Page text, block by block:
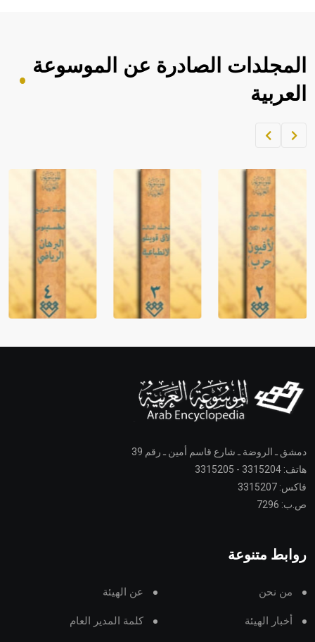
المجلدات الصادرة عن الموسوعة
العربية
دمشق ـ الروضة ـ شارع قاسم أمين ـ رقم 39
هاتف: 3315204 - 3315205
فاكس: 3315207
ص.ب: 7296
روابط متنوعة
من نحن عن الهيئة
أخبار الهيئة كلمة المدير العام